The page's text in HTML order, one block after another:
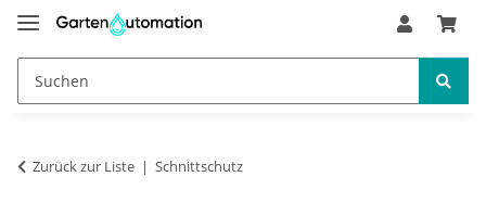
Zurück zur Liste Schnittschutz